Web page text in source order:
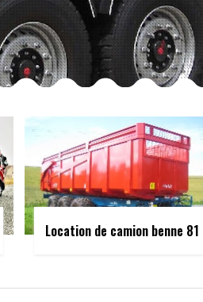
Location de camion benne 81